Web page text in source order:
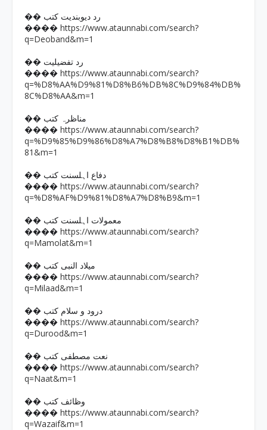
�� رد دیوبندیت کتب
���� https://www.ataunnabi.com/search?
q=Deoband&m=1
�� رد تفضیلیت
���� https://www.ataunnabi.com/search?
q=%D8%AA%D9%81%D8%B6%DB%8C%D9%84%DB%
8C%D8%AA&m=1
�� مناظرہ کتب
���� https://www.ataunnabi.com/search?
q=%D9%85%D9%86%D8%A7%D8%B8%D8%B1%DB%
81&m=1
�� دفاع اہلسنت کتب
���� https://www.ataunnabi.com/search?
q=%D8%AF%D9%81%D8%A7%D8%B9&m=1
�� معمولات اہلسنت کتب
���� https://www.ataunnabi.com/search?
q=Mamolat&m=1
�� میلاد النبی کتب
���� https://www.ataunnabi.com/search?
q=Milaad&m=1
�� درود و سلام کتب
���� https://www.ataunnabi.com/search?
q=Durood&m=1
�� نعت مصطفی کتب
���� https://www.ataunnabi.com/search?
q=Naat&m=1
�� وظائف کتب
���� https://www.ataunnabi.com/search?
q=Wazaif&m=1